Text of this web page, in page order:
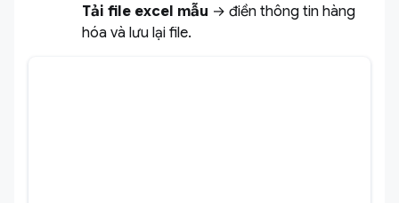
Tải file excel mẫu → điền thông tin hàng
hóa và lưu lại file.